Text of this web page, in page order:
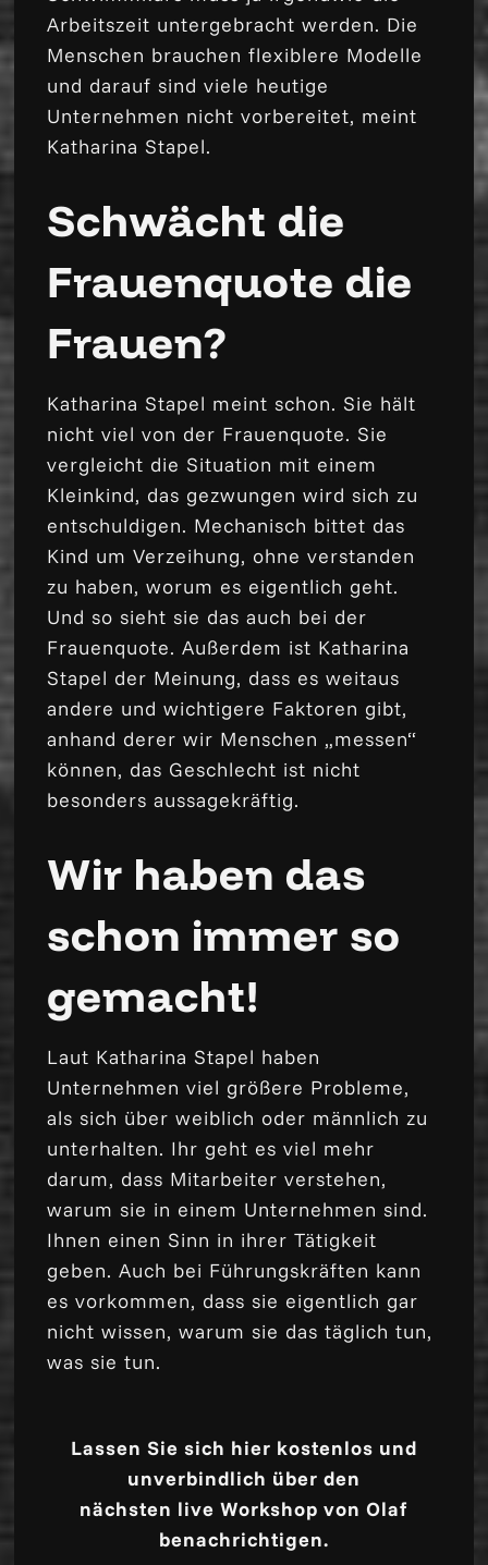
Arbeitszeit untergebracht werden. Die
Menschen brauchen flexiblere Modelle
und darauf sind viele heutige
Unternehmen nicht vorbereitet, meint
Katharina Stapel.
Schwächt die
Frauenquote die
Frauen?
Katharina Stapel meint schon. Sie hält
nicht viel von der Frauenquote. Sie
vergleicht die Situation mit einem
Kleinkind, das gezwungen wird sich zu
entschuldigen. Mechanisch bittet das
Kind um Verzeihung, ohne verstanden
zu haben, worum es eigentlich geht.
Und so sieht sie das auch bei der
Frauenquote. Außerdem ist Katharina
Stapel der Meinung, dass es weitaus
andere und wichtigere Faktoren gibt,
anhand derer wir Menschen „messen“
können, das Geschlecht ist nicht
besonders aussagekräftig.
Wir haben das
schon immer so
gemacht!
Laut Katharina Stapel haben
Unternehmen viel größere Probleme,
als sich über weiblich oder männlich zu
unterhalten. Ihr geht es viel mehr
darum, dass Mitarbeiter verstehen,
warum sie in einem Unternehmen sind.
Ihnen einen Sinn in ihrer Tätigkeit
geben. Auch bei Führungskräften kann
es vorkommen, dass sie eigentlich gar
nicht wissen, warum sie das täglich tun,
was sie tun.
Lassen Sie sich hier kostenlos und
unverbindlich über den
nächsten live Workshop von Olaf
benachrichtigen.